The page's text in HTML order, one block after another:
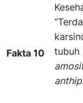
Fakta 10
tubuh